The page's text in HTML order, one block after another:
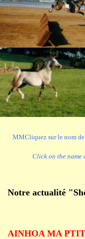
MMCliquez sur le nom
Click on the name
Notre actualité
AINHOA MA